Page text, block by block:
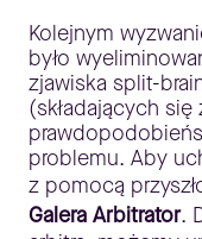
Kolejnym
było
zjawiska split-
(składających
problemu. Aby
z pomocą
Galera Arbitrator.